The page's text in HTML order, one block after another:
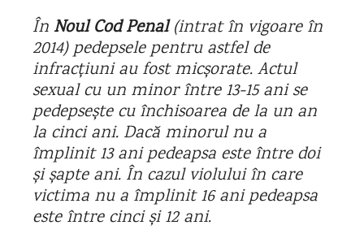
ÎnNoul Cod Penal(intrat în vigoare în
2014) pedepsele pentru astfel de
infracțiuni au fost micșorate. Actul
sexual cu un minor între 13-15 ani se
pedepsește cu închisoarea de la un an
la cinci ani. Dacă minorul nu a
împlinit 13 ani pedeapsa este între doi
și șapte ani. În cazul violului în care
victima nu a împlinit 16 ani pedeapsa
este între cinci și 12 ani.